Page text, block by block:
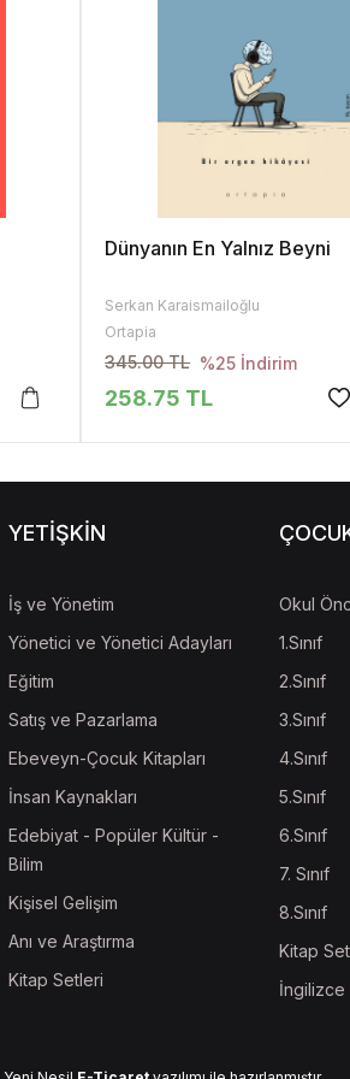
Dünyanın En Yalnız Beyni
Serkan Karaismailoğlu
Ortapia
345.00 TL %25 İndirim
258.75 TL
YETİŞKİN
İş ve Yönetim
Yönetici ve Yönetici Adayları
Eğitim
Satış ve Pazarlama
Ebeveyn-Çocuk Kitapları
İnsan Kaynakları
Edebiyat - Popüler Kültür -
Bilim
Kişisel Gelişim
Anı ve Araştırma
Kitap Setleri
Okul
1.Sınıf
2.Sınıf
3.Sınıf
4.Sınıf
5.Sınıf
6.Sınıf
7. Sınıf
8.Sınıf
Kitap
İngilizce